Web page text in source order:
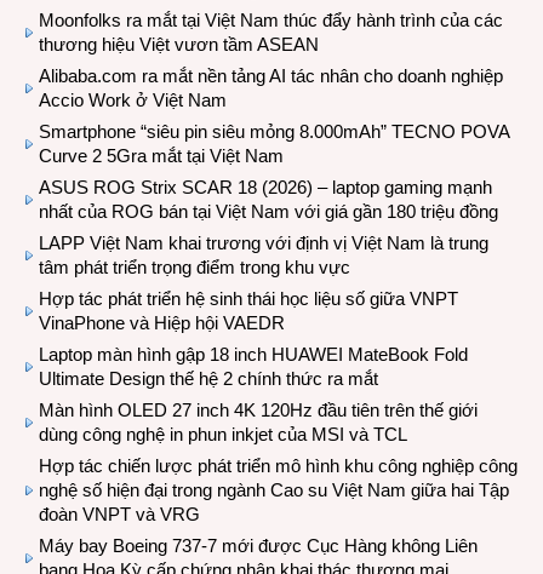
Moonfolks ra mắt tại Việt Nam thúc đẩy hành trình của các
thương hiệu Việt vươn tầm ASEAN
Alibaba.com ra mắt nền tảng AI tác nhân cho doanh nghiệp
Accio Work ở Việt Nam
Smartphone “siêu pin siêu mỏng 8.000mAh” TECNO POVA
Curve 2 5Gra mắt tại Việt Nam
ASUS ROG Strix SCAR 18 (2026) – laptop gaming mạnh
nhất của ROG bán tại Việt Nam với giá gần 180 triệu đồng
LAPP Việt Nam khai trương với định vị Việt Nam là trung
tâm phát triển trọng điểm trong khu vực
Hợp tác phát triển hệ sinh thái học liệu số giữa VNPT
VinaPhone và Hiệp hội VAEDR
Laptop màn hình gập 18 inch HUAWEI MateBook Fold
Ultimate Design thế hệ 2 chính thức ra mắt
Màn hình OLED 27 inch 4K 120Hz đầu tiên trên thế giới
dùng công nghệ in phun inkjet của MSI và TCL
Hợp tác chiến lược phát triển mô hình khu công nghiệp công
nghệ số hiện đại trong ngành Cao su Việt Nam giữa hai Tập
đoàn VNPT và VRG
Máy bay Boeing 737-7 mới được Cục Hàng không Liên
bang Hoa Kỳ cấp chứng nhận khai thác thương mại